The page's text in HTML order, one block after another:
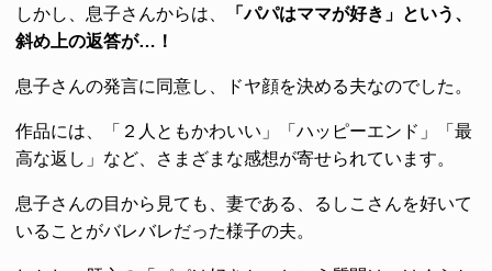
しかし、息子さんからは、
「パパはママが好き」という、
斜め上の返答が…！
息子さんの発言に同意し、ドヤ顔を決める夫なのでした。
作品には、「２人ともかわいい」「ハッピーエンド」「最
高な返し」など、さまざまな感想が寄せられています。
息子さんの目から見ても、妻である、るしこさんを好いて
いることがバレバレだった様子の夫。